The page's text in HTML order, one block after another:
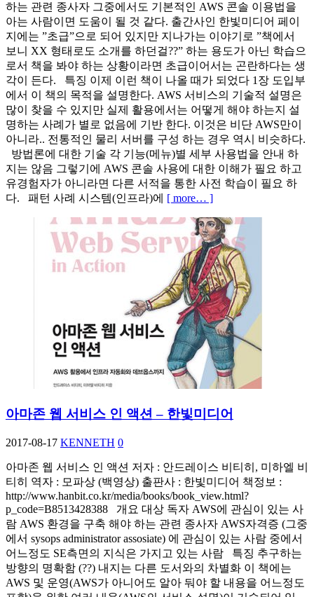
하는 관련 종사자 그중에서도 기본적인 AWS 콘솔 이용법을
아는 사람이면 도움이 될 것 같다. 출간사인 한빛미디어 페이
지에는 ”초급”으로 되어 있지만 지나가는 이야기로 ”책에서
보니 XX 형태로도 소개를 하던걸??” 하는 용도가 아닌 학습으
로서 책을 봐야 하는 상황이라면 초급이어서는 곤란하다는 생
각이 든다. 특징 이제 이런 책이 나올 때가 되었다 1장 도입부
에서 이 책의 목적을 설명한다. AWS 서비스의 기술적 설명은
많이 찾을 수 있지만 실제 활용에서는 어떻게 해야 하는지 설
명하는 사례가 별로 없음에 기반 한다. 이것은 비단 AWS만이
아니라.. 전통적인 물리 서버를 구성 하는 경우 역시 비슷하다.
방법론에 대한 기술 각 기능(메뉴)별 세부 사용법을 안내 하
지는 않음 그렇기에 AWS 콘솔 사용에 대한 이해가 필요 하고
유경험자가 아니라면 다른 서적을 통한 사전 학습이 필요 하
다. 패턴 사례 시스템(인프라)에 [ more… ]
아마존 웹 서비스 인 액션 – 한빛미디어
2017-08-17 KENNETH 0
아마존 웹 서비스 인 액션 저자 : 안드레이스 비티히, 미하엘 비
티히 역자 : 모파상 (백영상) 출판사 : 한빛미디어 책정보 :
http://www.hanbit.co.kr/media/books/book_view.html?
p_code=B8513428388 개요 대상 독자 AWS에 관심이 있는 사
람 AWS 환경을 구축 해야 하는 관련 종사자 AWS자격증 (그중
에서 sysops administrator assosiate) 에 관심이 있는 사람 중에서
어느정도 SE측면의 지식은 가지고 있는 사람 특징 추구하는
방향의 명확함 (??) 내지는 다른 도서와의 차별화 이 책에는
AWS 및 운영(AWS가 아니어도 알아 둬야 할 내용을 어느정도